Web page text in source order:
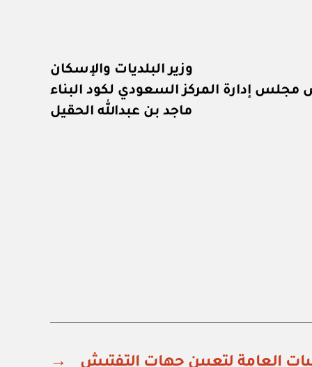
وزير البلديات والإسكان
مجلس إدارة المركز السعودي لكود البناء
ماجد بن عبدالله الحقيل